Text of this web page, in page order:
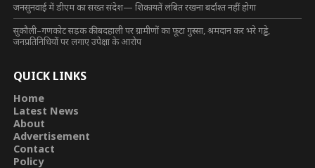
जनसुनवाई में डीएम का सख्त संदेश— शिकायतें लंबित रखना बर्दाश्त नहीं होगा
सुकौली–गणकोट सड़क की बदहाली पर ग्रामीणों का फूटा गुस्सा, श्रमदान कर भरे गड्ढे,
जनप्रतिनिधियों पर लगाए उपेक्षा के आरोप
QUICK LINKS
Home
Latest News
About
Advertisement
Contact
Policy